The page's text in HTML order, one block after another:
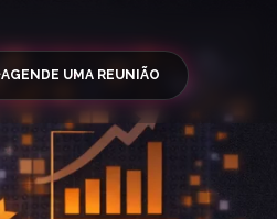
AGENDE UMA REUNIÃO